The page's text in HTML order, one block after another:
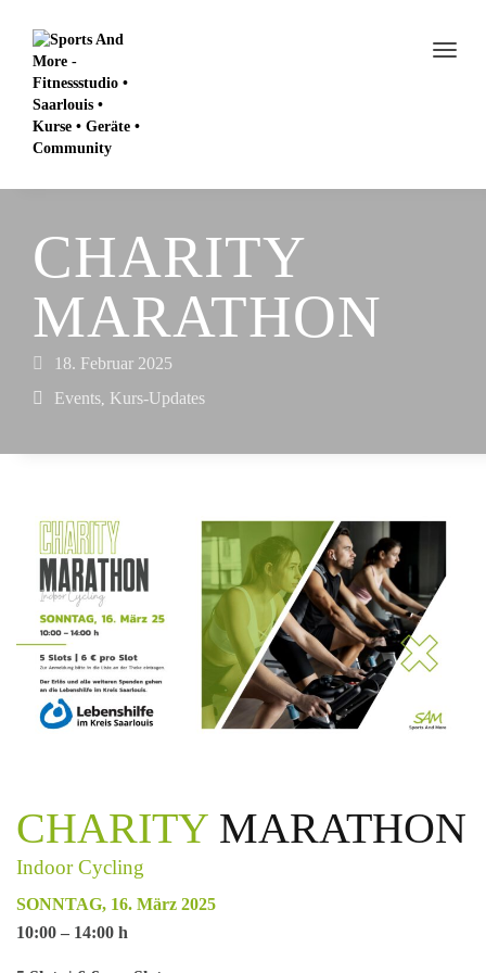
CHARITY
MARATHON
18. Februar 2025
Events, Kurs-Updates
CHARITY MARATHON
Indoor Cycling
SONNTAG, 16. März 2025
10:00 – 14:00 h